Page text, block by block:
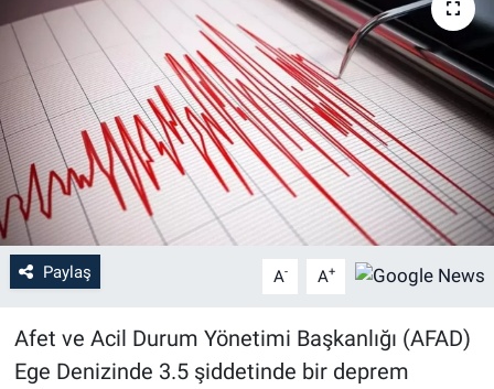
Paylaş A- A+
Afet ve Acil Durum Yönetimi Başkanlığı (AFAD)
Ege Denizinde 3.5 şiddetinde bir deprem